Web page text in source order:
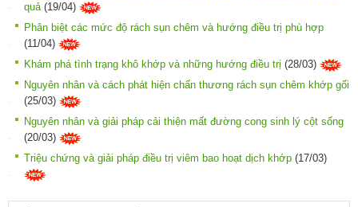
quả(19/04)
Phân biệt các mức độ rách sụn chêm và hướng điều trị phù hợp
(11/04)
Khám phá tình trạng khô khớp và những hướng điều trị (28/03)
Nguyên nhân và cách phát hiện chấn thương rách sụn chêm khớp gối
(25/03)
Nguyên nhân và giải pháp cải thiện mất đường cong sinh lý cột sống
(20/03)
Triệu chứng và giải pháp điều trị viêm bao hoạt dịch khớp (17/03)